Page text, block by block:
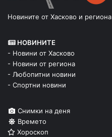
Новините от Хасково и региона
НОВИНИТЕ
- Новини от Хасково
- Новини от региона
- Любопитни новини
- Спортни новини
Снимки на деня
Времето
Хороскоп